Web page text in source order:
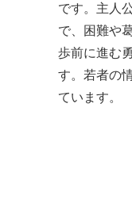
です。主人
で、困難や
歩前に進む
す。若者の
ています。